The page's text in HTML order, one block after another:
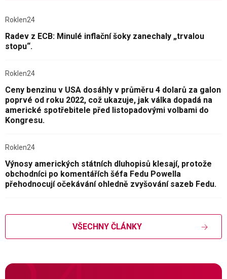
Roklen24
Radev z ECB: Minulé inflační šoky zanechaly „trvalou
stopu“.
Roklen24
Ceny benzinu v USA dosáhly v průměru 4 dolarů za galon
poprvé od roku 2022, což ukazuje, jak válka dopadá na
americké spotřebitele před listopadovými volbami do
Kongresu.
Roklen24
Výnosy amerických státních dluhopisů klesají, protože
obchodníci po komentářích šéfa Fedu Powella
přehodnocují očekávání ohledně zvyšování sazeb Fedu.
VŠECHNY ČLÁNKY